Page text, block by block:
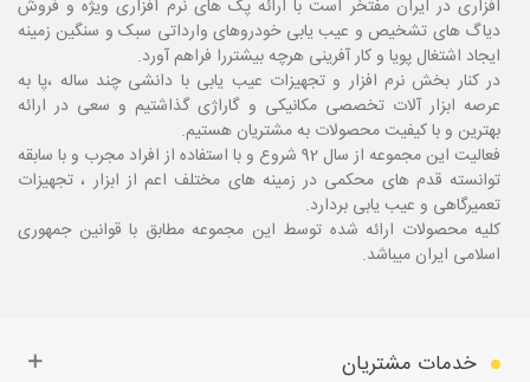
افزاری در ایران مفتخر است با ارائه پک های نرم افزاری ویژه و فروش
دیاگ های تشخیص و عیب یابی خودروهای وارداتی سبک و سنگین زمینه
ایجاد اشتغال پویا و کار آفرینی هرچه بیشتررا فراهم آورد.
در کنار بخش نرم افزار و تجهیزات عیب یابی با دانشی چند ساله ،پا به
عرصه ابزار آلات تخصصی مکانیکی و گاراژی گذاشتیم و سعی در ارائه
بهترین و با کیفیت محصولات به مشتریان هستیم.
فعالیت این مجموعه از سال 92 شروع و با استفاده از افراد مجرب و با سابقه
توانسته قدم های محکمی در زمینه های مختلف اعم از ابزار ، تجهیزات
تعمیرگاهی و عیب یابی بردارد.
کلیه محصولات ارائه شده توسط این مجموعه مطابق با قوانین جمهوری
اسلامی ایران میباشد.
خدمات مشتریان